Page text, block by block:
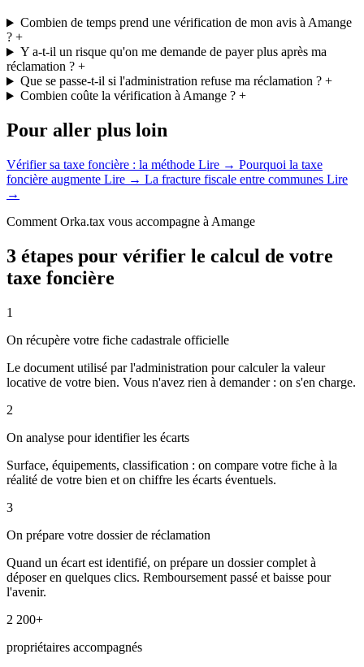
Combien de temps prend une vérification de mon avis à Amange
? +
Y a-t-il un risque qu'on me demande de payer plus après ma
réclamation ? +
Que se passe-t-il si l'administration refuse ma réclamation ?+
Combien coûte la vérification à Amange ?+
Pour aller plus loin
Vérifier sa taxe foncière : la méthode Lire → Pourquoi la taxe
foncière augmente Lire → La fracture fiscale entre communes Lire
→
Comment Orka.tax vous accompagne à Amange
3 étapes pour vérifier le calcul de votre
taxe foncière
1
On récupère votre fiche cadastrale officielle
Le document utilisé par l'administration pour calculer la valeur
locative de votre bien. Vous n'avez rien à demander : on s'en charge.
2
On analyse pour identifier les écarts
Surface, équipements, classification : on compare votre fiche à la
réalité de votre bien et on chiffre les écarts éventuels.
3
On prépare votre dossier de réclamation
Quand un écart est identifié, on prépare un dossier complet à
déposer en quelques clics. Remboursement passé et baisse pour
l'avenir.
2 200+
propriétaires accompagnés